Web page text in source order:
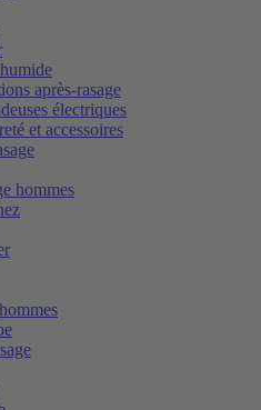
après-rasage
électriques
et accessoires
hommes